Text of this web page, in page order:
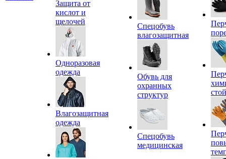
Защита от
кислот и
щелочей
Одноразовая
одежда
Влагозащитная
одежда
Спецобувь
влагозащитная
Обувь для
охранных
структур
Спецобувь
медицинская